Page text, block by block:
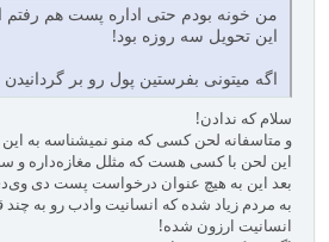
من خونه بودم حتی اداره پست هم رفتم
این تحویل سه روزه بود!
اگه میتونی بفرستین پول رو بر گردانیدن
سلام که ندادن!
و متاسفانه لحن کسی که منو نمیشناسه به
این لحن با کسی هست که مثلل مغازه‌داره و
بعد این به هیچ عنوان درخواست پست دی
به مردم زیاد شده که انسانیت وادب رو به
انسانیت ارزون شده!